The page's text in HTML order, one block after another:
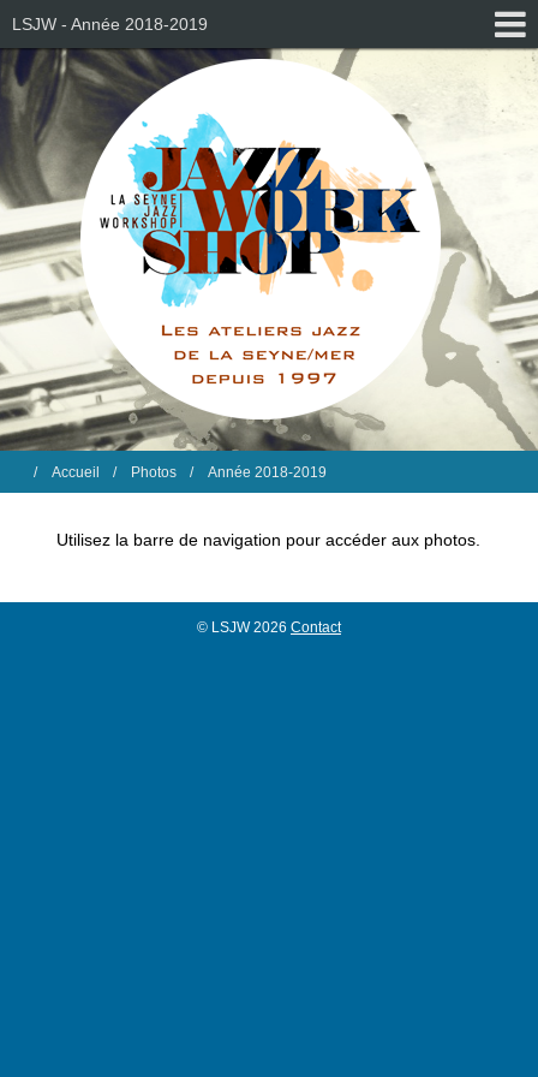
LSJW - Année 2018-2019
Accueil Photos Année 2018-2019
Utilisez la barre de navigation pour accéder aux photos.
© LSJW 2026 Contact